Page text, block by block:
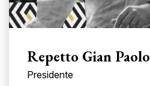
Repetto Gian Paolo
Presidente